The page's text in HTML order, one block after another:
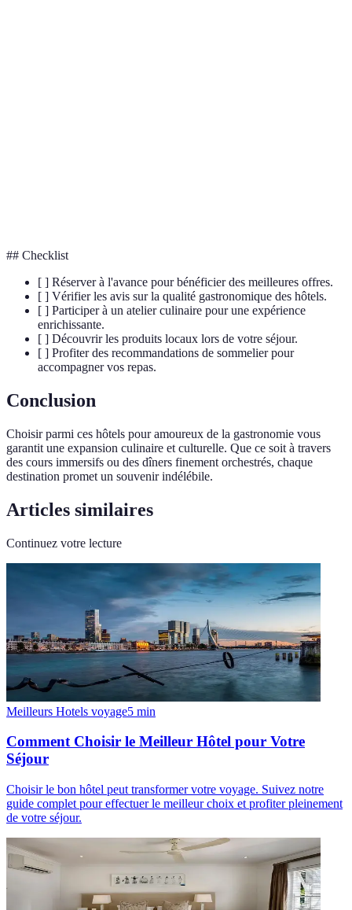
## Checklist
[ ] Réserver à l'avance pour bénéficier des meilleures offres.
[ ] Vérifier les avis sur la qualité gastronomique des hôtels.
[ ] Participer à un atelier culinaire pour une expérience
enrichissante.
[ ] Découvrir les produits locaux lors de votre séjour.
[ ] Profiter des recommandations de sommelier pour
accompagner vos repas.
Conclusion
Choisir parmi ces hôtels pour amoureux de la gastronomie vous
garantit une expansion culinaire et culturelle. Que ce soit à travers
des cours immersifs ou des dîners finement orchestrés, chaque
destination promet un souvenir indélébile.
Articles similaires
Continuez votre lecture
Meilleurs Hotels voyage5 min
Comment Choisir le Meilleur Hôtel pour Votre
Séjour
Choisir le bon hôtel peut transformer votre voyage. Suivez notre
guide complet pour effectuer le meilleur choix et profiter pleinement
de votre séjour.